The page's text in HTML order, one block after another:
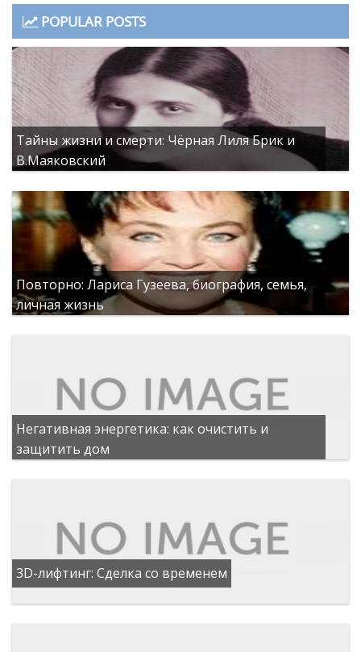
POPULAR POSTS
Тайны жизни и смерти: Чёрная Лиля Брик и
В.Маяковский
Повторно: Лариса Гузеева, биография, семья,
личная жизнь
Негативная энергетика: как очистить и
защитить дом
3D-лифтинг: Сделка со временем